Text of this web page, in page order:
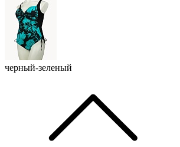
черный-зеленый